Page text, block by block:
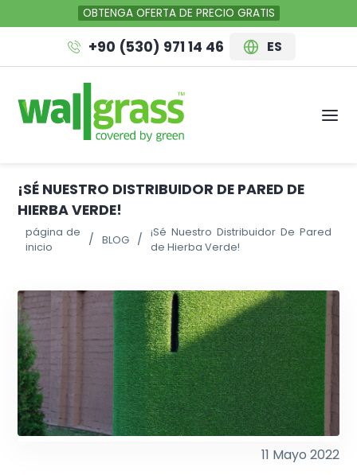
OBTENGA OFERTA DE PRECIO GRATIS
+90 (530) 971 14 46 ES
¡SÉ NUESTRO DISTRIBUIDOR DE PARED DE
HIERBA VERDE!
página de
inicio
BLOG
¡Sé Nuestro Distribuidor De Pared
de Hierba Verde!
11 Mayo 2022